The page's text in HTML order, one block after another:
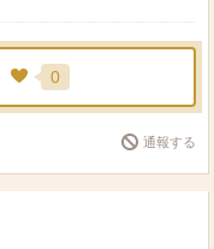
0
通報する